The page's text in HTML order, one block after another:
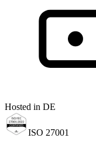
Hosted in DE
ISO 27001